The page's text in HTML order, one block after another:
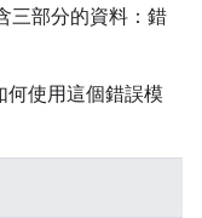
三部分的資料：錯
何使用這個錯誤模